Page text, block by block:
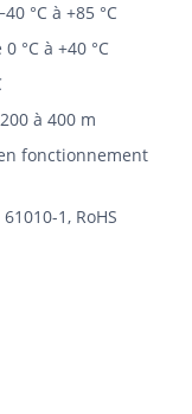
°C à +85 °C
°C à +40 °C
à 400 m
fonctionnement
1, RoHS